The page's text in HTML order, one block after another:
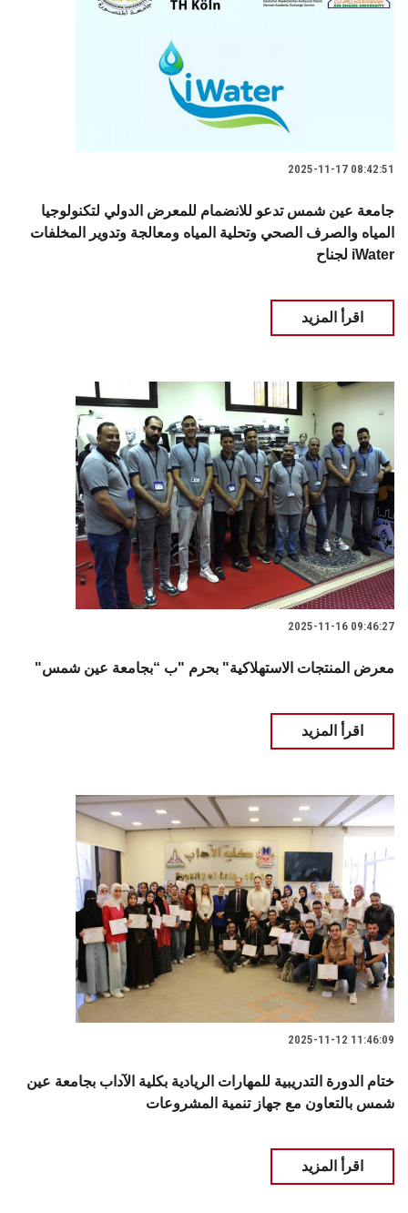
2025-11-17 08:42:51
جامعة عين شمس تدعو للانضمام للمعرض الدولي لتكنولوجيا
المياه والصرف الصحي وتحلية المياه ومعالجة وتدوير المخلفات
لجناح iWater
اقرأ المزيد
2025-11-16 09:46:27
"معرض المنتجات الاستهلاكية" بحرم "ب “بجامعة عين شمس
اقرأ المزيد
2025-11-12 11:46:09
ختام الدورة التدريبية للمهارات الريادية بكلية الآداب بجامعة عين
شمس بالتعاون مع جهاز تنمية المشروعات
اقرأ المزيد